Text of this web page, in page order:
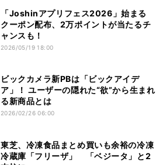
「Joshinアプリフェス2026」始まる
クーポン配布、2万ポイントが当たるチ
ャンスも！
2026/05/19 18:00
ビックカメラ新PBは「ビックアイデ
ア」！ ユーザーの隠れた“欲”から生まれ
る新商品とは
2026/02/26 06:00
東芝、冷凍食品まとめ買いも余裕の冷凍
冷蔵庫「フリーザ」 「ベジータ」と2